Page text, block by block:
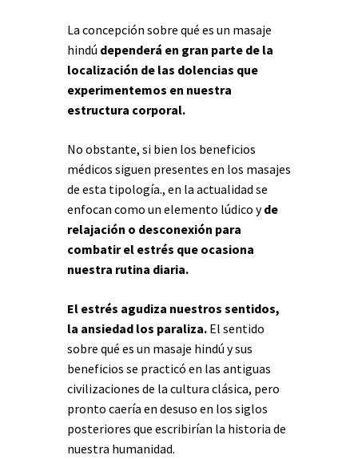
La concepción sobre qué es un masaje
hindú dependerá en gran parte de la
localización de las dolencias que
experimentemos en nuestra
estructura corporal.
No obstante, si bien los beneficios
médicos siguen presentes en los masajes
de esta tipología., en la actualidad se
enfocan como un elemento lúdico yde
relajación o desconexión para
combatir el estrés que ocasiona
nuestra rutina diaria.
El estrés agudiza nuestros sentidos,
la ansiedad los paraliza. El sentido
sobre qué es un masaje hindú y sus
beneficios se practicó en las antiguas
civilizaciones de la cultura clásica, pero
pronto caería en desuso en los siglos
posteriores que escribirían la historia de
nuestra humanidad.